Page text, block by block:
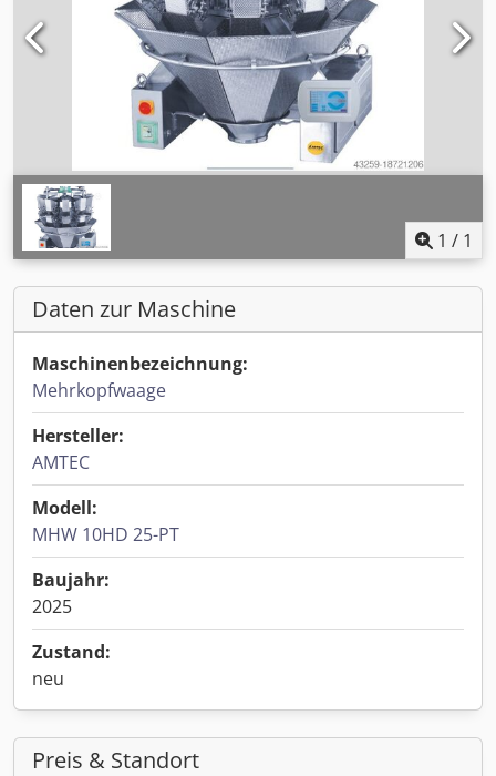
1 / 1
Daten zur Maschine
Maschinenbezeichnung:
Mehrkopfwaage
Hersteller:
AMTEC
Modell:
MHW 10HD 25-PT
Baujahr:
2025
Zustand:
neu
Preis & Standort